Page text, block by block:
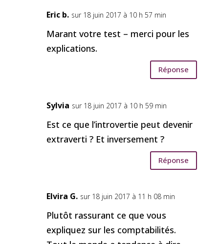
Eric b. sur 18 juin 2017 à 10 h 57 min
Marant votre test – merci pour les
explications.
Réponse
Sylvia sur 18 juin 2017 à 10 h 59 min
Est ce que l’introvertie peut devenir
extraverti ? Et inversement ?
Réponse
Elvira G. sur 18 juin 2017 à 11 h 08 min
Plutôt rassurant ce que vous
expliquez sur les comptabilités.